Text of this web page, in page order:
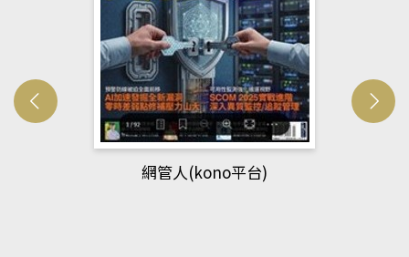
網管人(kono平台)